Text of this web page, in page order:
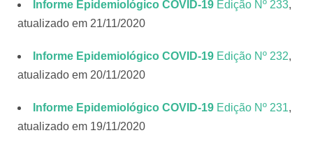
Informe Epidemiológico COVID-19 Edição Nº 233,
atualizado em 21/11/2020
Informe Epidemiológico COVID-19 Edição Nº 232,
atualizado em 20/11/2020
Informe Epidemiológico COVID-19 Edição Nº 231,
atualizado em 19/11/2020